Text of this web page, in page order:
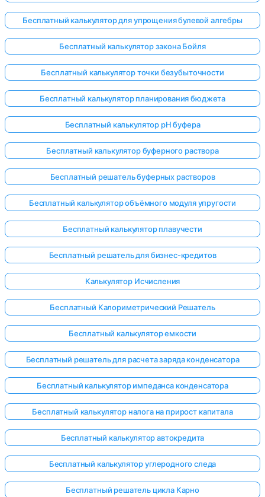
Бесплатный калькулятор для упрощения булевой алгебры
Бесплатный калькулятор закона Бойля
Бесплатный калькулятор точки безубыточности
Бесплатный калькулятор планирования бюджета
Бесплатный калькулятор pH буфера
Бесплатный калькулятор буферного раствора
Бесплатный решатель буферных растворов
Бесплатный калькулятор объёмного модуля упругости
Бесплатный калькулятор плавучести
Бесплатный решатель для бизнес-кредитов
Калькулятор Исчисления
Бесплатный Калориметрический Решатель
Бесплатный калькулятор емкости
Бесплатный решатель для расчета заряда конденсатора
Бесплатный калькулятор импеданса конденсатора
Бесплатный калькулятор налога на прирост капитала
Бесплатный калькулятор автокредита
Бесплатный калькулятор углеродного следа
Бесплатный решатель цикла Карно